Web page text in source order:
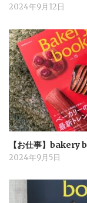
2024年9月12日
【お仕事】bakery
2024年9月5日